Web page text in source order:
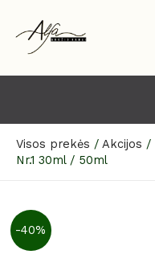
turinio
Visos prekės / Akcijos /
Nr.1 30ml / 50ml
-40%
produkto
kiekis: